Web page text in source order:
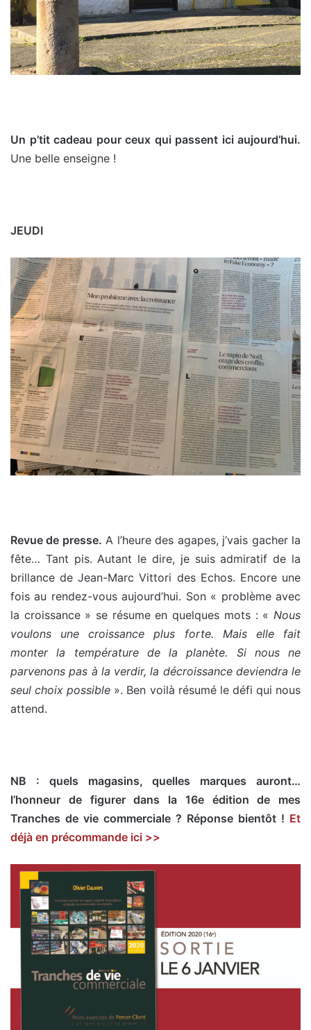
Un p’tit cadeau pour ceux qui passent ici aujourd’hui.
Une belle enseigne !
JEUDI
Revue de presse. A l’heure des agapes, j’vais gacher la
fête… Tant pis. Autant le dire, je suis admiratif de la
brillance de Jean-Marc Vittori des Echos. Encore une
fois au rendez-vous aujourd’hui. Son « problème avec
la croissance » se résume en quelques mots : « Nous
voulons une croissance plus forte. Mais elle fait
monter la température de la planète. Si nous ne
parvenons pas à la verdir, la décroissance deviendra le
seul choix possible ». Ben voilà résumé le défi qui nous
attend.
NB : quels magasins, quelles marques auront…
l’honneur de figurer dans la 16e édition de mes
Tranches de vie commerciale ? Réponse bientôt ! Et
déjà en précommande ici >>